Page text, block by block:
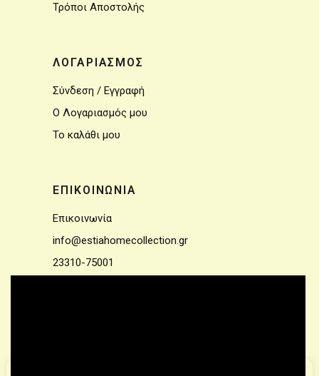
Τρόποι Αποστολής
ΛΟΓΑΡΙΑΣΜΟΣ
Σύνδεση / Εγγραφή
Ο Λογαριασμός μου
Το καλάθι μου
ΕΠΙΚΟΙΝΩΝΙΑ
Επικοινωνία
info@estiahomecollection.gr
23310-75001